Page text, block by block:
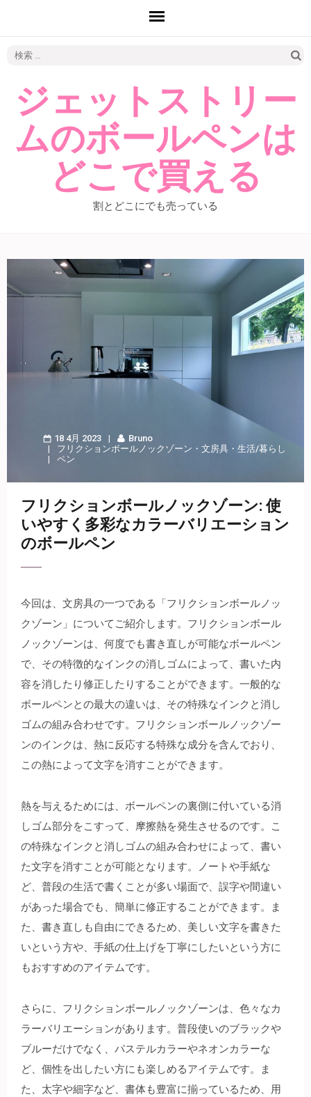
ジェットストリー
ムのボールペンは
どこで買える
割とどこにでも売っている
18 4月 2023
Bruno
フリクションボールノックゾーン ・ 文房具 ・ 生活/暮らし
ペン
フリクションボールノックゾーン: 使
いやすく多彩なカラーバリエーション
のボールペン
今回は、文房具の一つである「フリクションボールノッ
クゾーン」についてご紹介します。 フリクションボール
ノックゾーンは、何度でも書き直しが可能なボールペン
で、その特徴的なインクの消しゴムによって、書いた内
容を消したり修正したりすることができます。一般的な
ボールペンとの最大の違いは、その特殊なインクと消し
ゴムの組み合わせです。フリクションボールノックゾー
ンのインクは、熱に反応する特殊な成分を含んでおり、
この熱によって文字を消すことができます。
熱を与えるためには、ボールペンの裏側に付いている消
しゴム部分をこすって、摩擦熱を発生させるのです。こ
の特殊なインクと消しゴムの組み合わせによって、書い
た文字を消すことが可能となります。ノートや手紙な
ど、普段の生活で書くことが多い場面で、誤字や間違い
があった場合でも、簡単に修正することができます。ま
た、書き直しも自由にできるため、美しい文字を書きた
いという方や、手紙の仕上げを丁寧にしたいという方に
もおすすめのアイテムです。
さらに、フリクションボールノックゾーンは、色々なカ
ラーバリエーションがあります。普段使いのブラックや
ブルーだけでなく、パステルカラーやネオンカラーな
ど、個性を出したい方にも楽しめるアイテムです。ま
た、太字や細字など、書体も豊富に揃っているため、用